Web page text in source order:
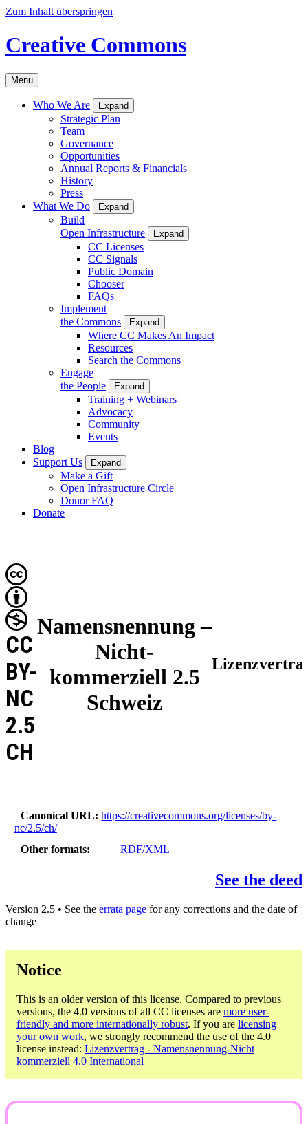
Zum Inhalt überspringen
Creative Commons
Menu
Who We Are Expand
Strategic Plan
Team
Governance
Opportunities
Annual Reports & Financials
History
Press
What We Do
Expand
Build
Open Infrastructure
Expand
CC Licenses
CC Signals
Public Domain
Chooser
FAQs
Implement
the Commons
Expand
Where CC Makes An Impact
Resources
Search the Commons
Engage
the People
Expand
Training + Webinars
Advocacy
Community
Events
Blog
Support Us
Expand
Make a Gift
Open Infrastructure Circle
Donor FAQ
Donate
Namensnennung –
Nicht-
kommerziell 2.5
Schweiz
CC
BY-
NC
2.5
CH
Canonical URL
https://creativecommons.org/licenses/by-
nc/2.5/ch/
Other formats
RDF/XML
See the deed
Version 2.5 • See the errata page for any corrections and the date of
change
Notice
This is an older version of this license. Compared to previous
versions, the 4.0 versions of all CC licenses are more user-
friendly and more internationally robust. If you are licensing
your own work, we strongly recommend the use of the 4.0
license instead: Lizenzvertrag - Namensnennung-Nicht
kommerziell 4.0 International